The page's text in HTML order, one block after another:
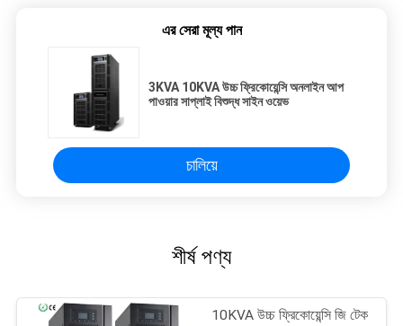
এর সেরা মূল্য পান
3KVA 10KVA উচ্চ ফ্রিকোয়েন্সি অনলাইন আপ
পাওয়ার সাপ্লাই বিশুদ্ধ সাইন ওয়েভ
চালিয়ে
শীর্ষ পণ্য
10KVA উচ্চ ফ্রিকোয়েন্সি জি টেক